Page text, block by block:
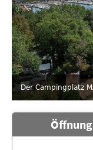
Der Campingplatz